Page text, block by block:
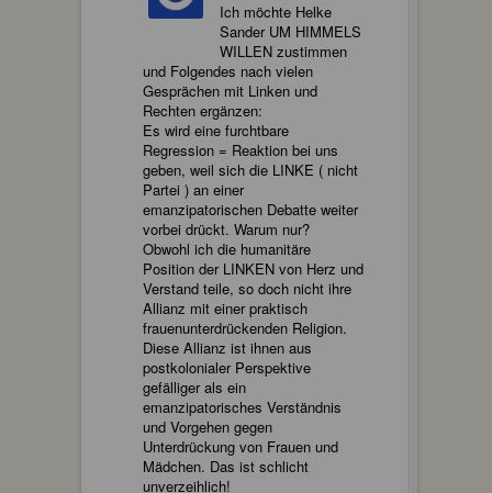
Ich möchte Helke
Sander UM HIMMELS
WILLEN zustimmen
und Folgendes nach vielen
Gesprächen mit Linken und
Rechten ergänzen:
Es wird eine furchtbare
Regression = Reaktion bei uns
geben, weil sich die LINKE ( nicht
Partei ) an einer
emanzipatorischen Debatte weiter
vorbei drückt. Warum nur?
Obwohl ich die humanitäre
Position der LINKEN von Herz und
Verstand teile, so doch nicht ihre
Allianz mit einer praktisch
frauenunterdrückenden Religion.
Diese Allianz ist ihnen aus
postkolonialer Perspektive
gefälliger als ein
emanzipatorisches Verständnis
und Vorgehen gegen
Unterdrückung von Frauen und
Mädchen. Das ist schlicht
unverzeihlich!